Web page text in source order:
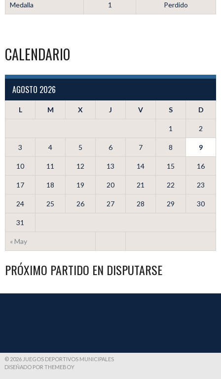
Medalla 1 Perdido
CALENDARIO
AGOSTO 2026
L M X J V S D
« May
1 2
3 4 5 6 7 8 9
10 11 12 13 14 15 16
17 18 19 20 21 22 23
24 25 26 27 28 29 30
31
PRÓXIMO PARTIDO EN DISPUTARSE
© 2026 JUEGOS DEPORTIVOS MUNICIPALES
DISEÑADO POR THEMEBOY